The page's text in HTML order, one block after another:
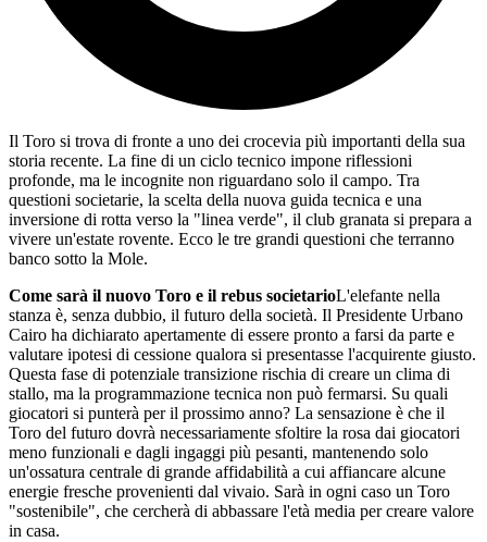
Il Toro si trova di fronte a uno dei crocevia più importanti della sua
storia recente. La fine di un ciclo tecnico impone riflessioni
profonde, ma le incognite non riguardano solo il campo. Tra
questioni societarie, la scelta della nuova guida tecnica e una
inversione di rotta verso la "linea verde", il club granata si prepara a
vivere un'estate rovente. Ecco le tre grandi questioni che terranno
banco sotto la Mole.
​Come sarà il nuovo Toro e il rebus societario​L'elefante nella
stanza è, senza dubbio, il futuro della società. Il Presidente Urbano
Cairo ha dichiarato apertamente di essere pronto a farsi da parte e
valutare ipotesi di cessione qualora si presentasse l'acquirente giusto.
Questa fase di potenziale transizione rischia di creare un clima di
stallo, ma la programmazione tecnica non può fermarsi. Su quali
giocatori si punterà per il prossimo anno? La sensazione è che il
Toro del futuro dovrà necessariamente sfoltire la rosa dai giocatori
meno funzionali e dagli ingaggi più pesanti, mantenendo solo
un'ossatura centrale di grande affidabilità a cui affiancare alcune
energie fresche provenienti dal vivaio. Sarà in ogni caso un Toro
"sostenibile", che cercherà di abbassare l'età media per creare valore
in casa.